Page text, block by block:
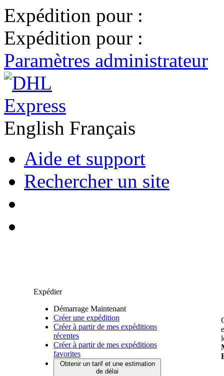
Expédition pour :
Expédition pour :
Paramètres administrateur
English Français
Aide et support
Rechercher un site
Expédier
Démarrage Maintenant
Créer une expédition
Créer à partir de mes expéditions
récentes
Créer à partir de mes expéditions
favorites
Obtenir un tarif et une estimation
de délai